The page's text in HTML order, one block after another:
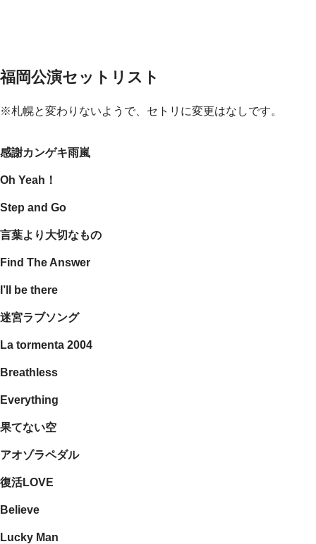
福岡公演セットリスト
※札幌と変わりないようで、セトリに変更はなしです。
感謝カンゲキ雨嵐
Oh Yeah！
Step and Go
言葉より大切なもの
Find The Answer
I’ll be there
迷宮ラブソング
La tormenta 2004
Breathless
Everything
果てない空
アオゾラペダル
復活LOVE
Believe
Lucky Man